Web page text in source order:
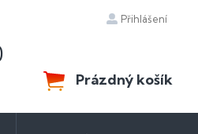
Přihlášení
NÁKUPNÍ
KOŠÍK
Prázdný košík